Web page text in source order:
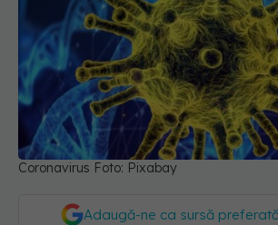
Coronavirus Foto: Pixabay
Adaugă-ne ca sursă